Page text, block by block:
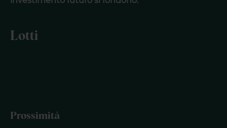
Lotti
Prossimità